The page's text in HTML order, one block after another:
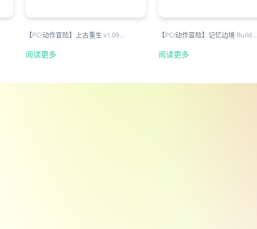
【PC/动作冒险】上古重生 v1.09…
阅读更多
【PC/动作冒险】记忆边境 Build…
阅读更多